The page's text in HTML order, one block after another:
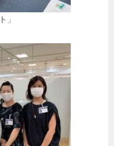
」